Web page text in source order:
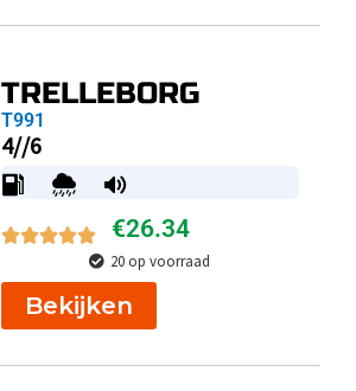
TRELLEBORG
T991
4//6
€26.34
20 op voorraad
Bekijken